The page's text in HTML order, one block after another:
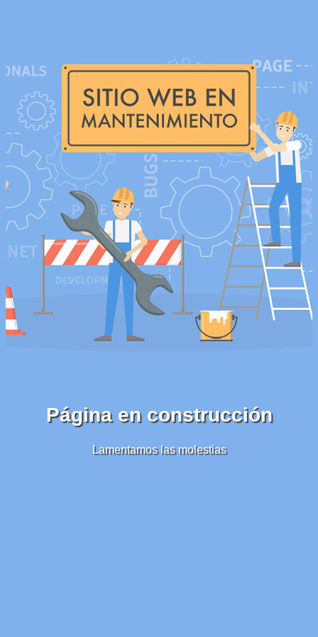
Página en construcción
Lamentamos las molestias